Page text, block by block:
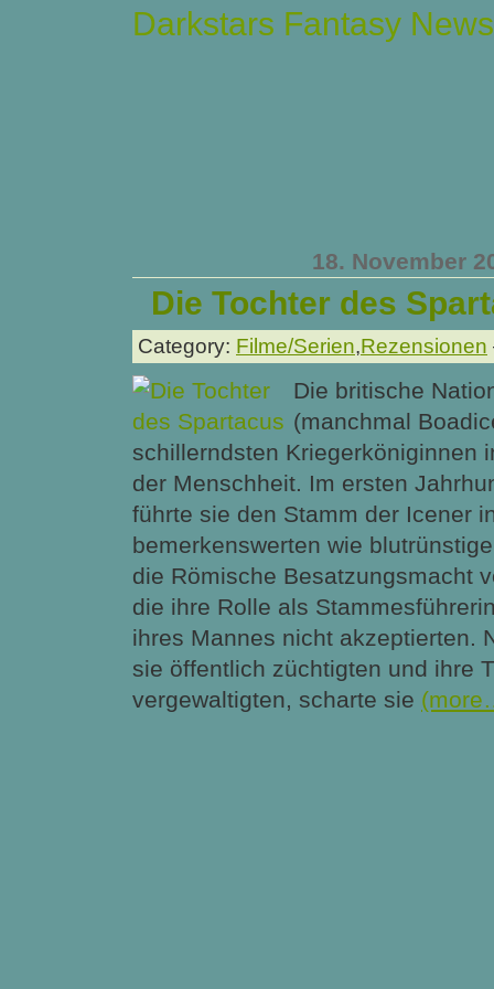
Darkstars Fantasy News
18. November
Die Tochter des
Category: Filme/Serien,Rezensionen
Die britische
(manchmal
schillerndsten Kriegerköniginnen
der Menschheit. Im ersten
führte sie den Stamm der Icener
bemerkenswerten wie
die Römische Besatzungsmacht
die ihre Rolle als
ihres Mannes nicht akzeptierten.
sie öffentlich züchtigten und ihre
vergewaltigten, scharte sie